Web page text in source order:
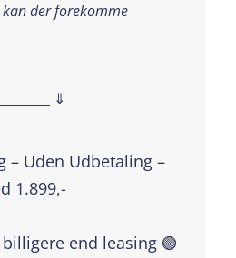
der forekomme
⇓
– Uden Udbetaling –
1.899,-
end leasing 🟢